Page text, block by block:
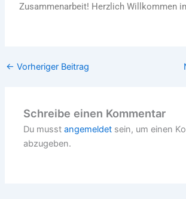
Zusammenarbeit! Herzlich Willkommen
← Vorheriger Beitrag
Schreibe einen Kommentar
Du musstangemeldet sein, um einen
abzugeben.